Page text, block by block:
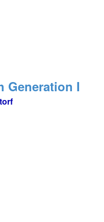
Generation I
torf